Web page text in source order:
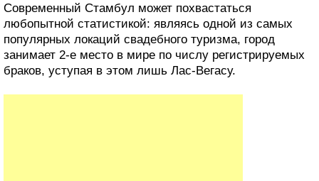
Современный Стамбул может похвастаться
любопытной статистикой: являясь одной из самых
популярных локаций свадебного туризма, город
занимает 2-е место в мире по числу регистрируемых
браков, уступая в этом лишь Лас-Вегасу.